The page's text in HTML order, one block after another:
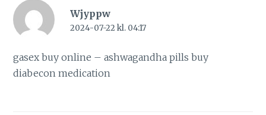
Wjyppw
2024-07-22 kl. 04:17
gasex buy online –ashwagandha pills buy
diabecon medication